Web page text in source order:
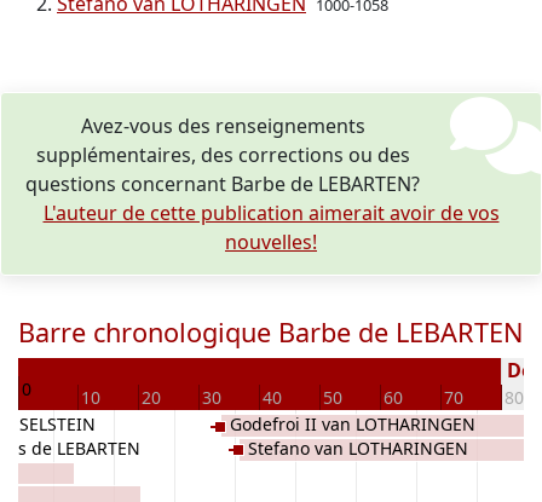
1000-1058
Avez-vous des renseignements
supplémentaires, des corrections ou des
questions concernant Barbe de LEBARTEN?
L'auteur de cette publication aimerait avoir de vos
nouvelles!
Barre chronologique Barbe de LEBARTEN
0 10 20 30 40 50 60 70 80
de LEBARTEN
Godefroi II van LOTHARINGEN
Stefano van LOTHARINGEN